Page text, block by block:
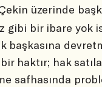
üzerinde
gibi bir ibare yok
başkasına
haktır; hak
safhasında